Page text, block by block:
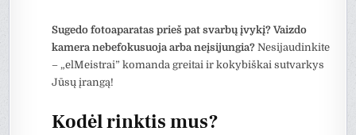
Sugedo fotoaparatas prieš pat svarbų įvykį? Vaizdo
kamera nebefokusuoja arba neįsijungia? Nesijaudinkite
– „elMeistrai” komanda greitai ir kokybiškai sutvarkys
Jūsų įrangą!
Kodėl rinktis mus?